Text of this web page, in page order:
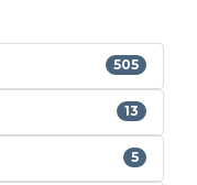
505
13
5